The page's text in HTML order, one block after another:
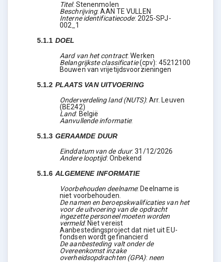
Titel: Stenenmolen
Beschrijving:AAN TE VULLEN
Interne identificatiecode: 2025-SPJ-
002_1
5.1.1 DOEL
Aard van het contract:Werken
Belangrijkste classificatie (cpv): 45212100
Bouwen van vrijetijdsvoorzieningen
5.1.2 PLAATS VAN UITVOERING
Onderverdeling land (NUTS): Arr. Leuven
(BE242)
Land: België
Aanvullende informatie:
5.1.3 GERAAMDE DUUR
Einddatum van de duur:31/12/2026
Andere looptijd: Onbekend
5.1.6 ALGEMENE INFORMATIE
Voorbehouden deelname: Deelname is
niet voorbehouden.
De namen en beroepskwalificaties van het
voor de uitvoering van de opdracht
ingezette personeel moeten worden
vermeld: Niet vereist
Aanbestedingsproject dat niet uit EU-
fondsen wordt gefinancierd
De aanbesteding valt onder de
Overeenkomst inzake
overheidsopdrachten (GPA): neen